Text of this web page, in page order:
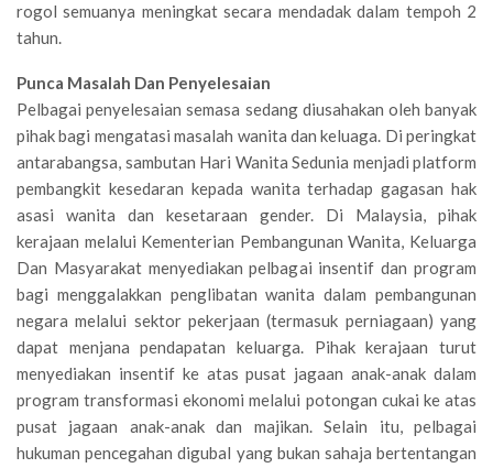
rogol semuanya meningkat secara mendadak dalam tempoh 2
tahun.
Punca Masalah Dan Penyelesaian
Pelbagai penyelesaian semasa sedang diusahakan oleh banyak
pihak bagi mengatasi masalah wanita dan keluaga. Di peringkat
antarabangsa, sambutan Hari Wanita Sedunia menjadi platform
pembangkit kesedaran kepada wanita terhadap gagasan hak
asasi wanita dan kesetaraan gender. Di Malaysia, pihak
kerajaan melalui Kementerian Pembangunan Wanita, Keluarga
Dan Masyarakat menyediakan pelbagai insentif dan program
bagi menggalakkan penglibatan wanita dalam pembangunan
negara melalui sektor pekerjaan (termasuk perniagaan) yang
dapat menjana pendapatan keluarga. Pihak kerajaan turut
menyediakan insentif ke atas pusat jagaan anak-anak dalam
program transformasi ekonomi melalui potongan cukai ke atas
pusat jagaan anak-anak dan majikan. Selain itu, pelbagai
hukuman pencegahan digubal yang bukan sahaja bertentangan